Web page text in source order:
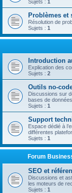
Sujets : 1
Problèmes et
Résolution de
Sujets : 1
Introduction
Explication des
Sujets : 2
Outils no-
Discussions sur
bases de données
Sujets : 1
Support
Espace dédié à
différentes
Sujets : 1
Forum
SEO et
Discussions et
les moteurs de
Sujets : 1